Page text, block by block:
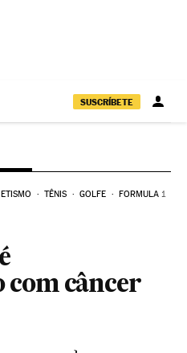
SUSCRÍBETE
TÊNIS GOLFE FORMULA 1
com câncer